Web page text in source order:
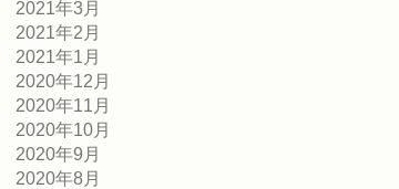
2021年3月
2021年2月
2021年1月
2020年12月
2020年11月
2020年10月
2020年9月
2020年8月